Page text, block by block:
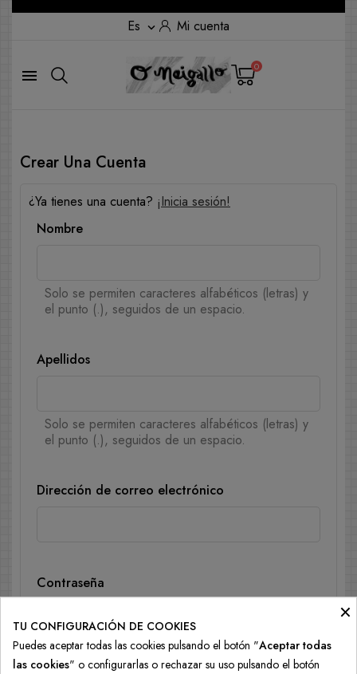
Es  Mi cuenta
 0
Crear Una Cuenta
¿Ya tienes una cuenta? ¡Inicia sesión!
Nombre
Solo se permiten caracteres alfabéticos (letras) y
el punto (.), seguidos de un espacio.
Apellidos
Solo se permiten caracteres alfabéticos (letras) y
el punto (.), seguidos de un espacio.
Dirección de correo electrónico
Contraseña
×
TU CONFIGURACIÓN DE COOKIES
Puedes aceptar todas las cookies pulsando el botón "Aceptar todas
las cookies" o configurarlas o rechazar su uso pulsando el botón